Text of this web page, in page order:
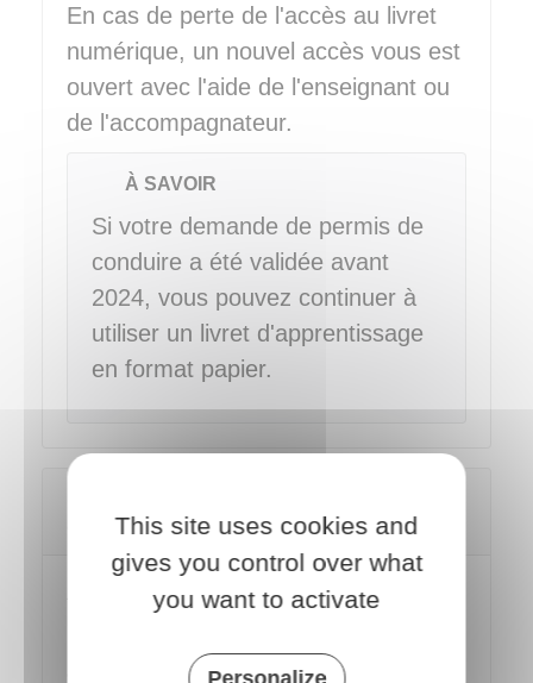
En cas de perte de l'accès au livret
numérique, un nouvel accès vous est
ouvert avec l'aide de l'enseignant ou
de l'accompagnateur.
À SAVOIR
Si votre demande de permis de
conduire a été validée avant
2024, vous pouvez continuer à
utiliser un livret d'apprentissage
en format papier.
(épreuve pratique)
ACCOMPAGNATEUR
est obligatoire pendant toute la durée
This site uses cookies and
gives you control over what
you want to activate
Personalize